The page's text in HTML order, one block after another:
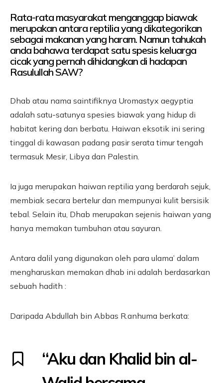
Rata-rata masyarakat menganggap biawak
merupakan antara reptilia yang dikategorikan
sebagai makanan yang haram. Namun tahukah
anda bahawa terdapat satu spesis keluarga
cicak yang pernah dihidangkan di hadapan
Rasulullah SAW?
Dhab atau nama saintifiknya Uromastyx aegyptia
adalah satu-satunya spesies biawak yang hidup di
habitat kering dan berbatu. Haiwan eksotik ini sering
tinggal di kawasan padang pasir serata timur tengah
termasuk Mesir, Libya dan Palestin.
Ia juga merupakan haiwan reptilia yang berdarah sejuk,
membiak secara bertelur dan mempunyai kulit bersisik
tebal. Selain itu, Dhab merupakan sejenis haiwan yang
hanya memakan tumbuhan atau sayuran.
Antara dalil yang digunakan oleh para ulama’ dalam
mengharuskan memakan dhab ini adalah berdasarkan
sebuah hadith :
Daripada Abdullah bin Abbas R.anhuma berkata:
“Aku dan Khalid bin al-